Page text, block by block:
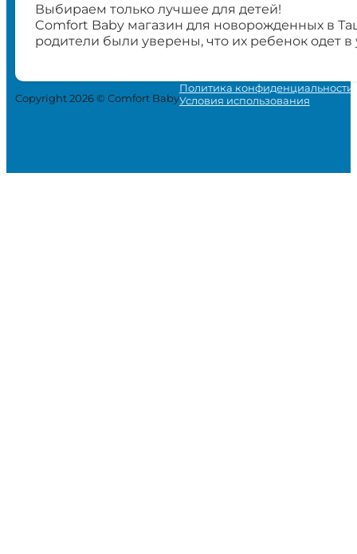
Выбираем только лучшее для детей!
Comfort Baby магазин для новорожденных в
родители были уверены, что их ребенок одет
Copyright 2026 © Comfort Baby
Политика конфиденциальности
Условия использования